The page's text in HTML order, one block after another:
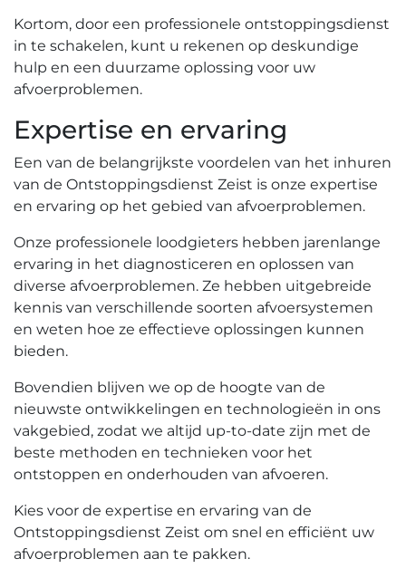
Kortom‚ door een professionele ontstoppingsdienst
in te schakelen‚ kunt u rekenen op deskundige
hulp en een duurzame oplossing voor uw
afvoerproblemen.​
Expertise en ervaring
Een van de belangrijkste voordelen van het inhuren
van de Ontstoppingsdienst Zeist is onze expertise
en ervaring op het gebied van afvoerproblemen.​
Onze professionele loodgieters hebben jarenlange
ervaring in het diagnosticeren en oplossen van
diverse afvoerproblemen.​ Ze hebben uitgebreide
kennis van verschillende soorten afvoersystemen
en weten hoe ze effectieve oplossingen kunnen
bieden.​
Bovendien blijven we op de hoogte van de
nieuwste ontwikkelingen en technologieën in ons
vakgebied‚ zodat we altijd up-to-date zijn met de
beste methoden en technieken voor het
ontstoppen en onderhouden van afvoeren.​
Kies voor de expertise en ervaring van de
Ontstoppingsdienst Zeist om snel en efficiënt uw
afvoerproblemen aan te pakken.